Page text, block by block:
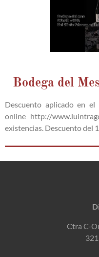
Bodega del
Descuento aplicado en
online http://
existencias. Descuento del
Ctra C-